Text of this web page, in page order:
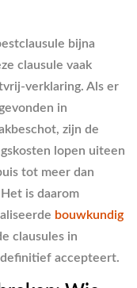
bijna
clausule vaak
verklaring. Als er
in
zijn de
lopen uiteen
tot meer dan
is daarom
bouwkundig
clausules in
accepteert.